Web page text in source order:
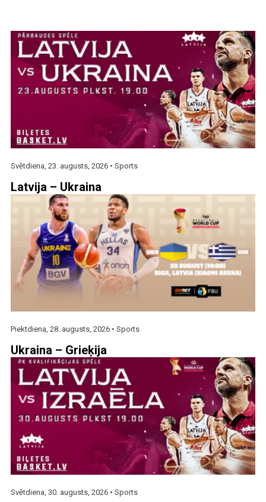
Svētdiena, 23. augusts, 2026 • Sports
Latvija – Ukraina
Piektdiena, 28. augusts, 2026 • Sports
Ukraina – Grieķija
Svētdiena, 30. augusts, 2026 • Sports